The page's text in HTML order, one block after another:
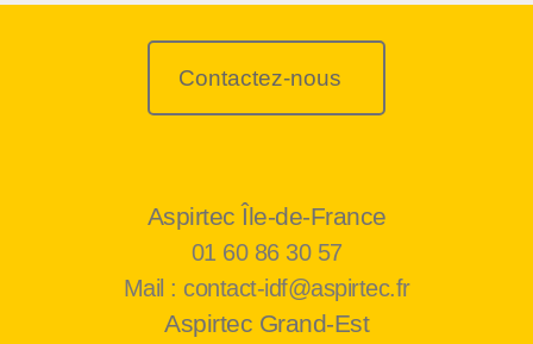
Contactez-nous
Aspirtec Île-de-France
01 60 86 30 57
Mail : contact-idf@aspirtec.fr
Aspirtec Grand-Est